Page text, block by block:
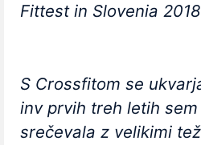
Fittest in Slovenia
S Crossfitom se
inv prvih treh letih
srečevala z velikimi